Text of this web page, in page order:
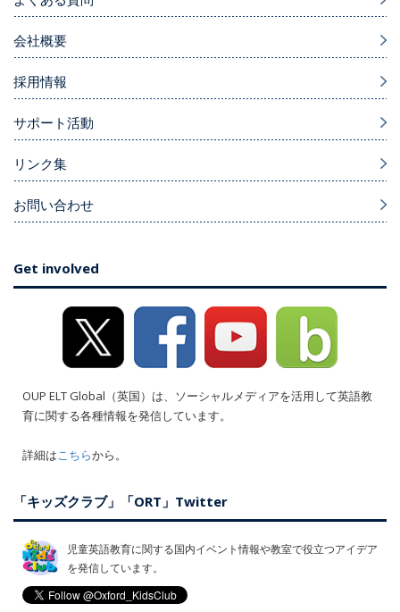
会社概要
採用情報
サポート活動
リンク集
お問い合わせ
Get involved
OUP ELT Global（英国）は、ソーシャルメディアを活用して英語教
育に関する各種情報を発信しています。
詳細はこちらから。
「キッズクラブ」「ORT」Twitter
児童英語教育に関する国内イベント情報や教室で役立つアイデア
を発信しています。